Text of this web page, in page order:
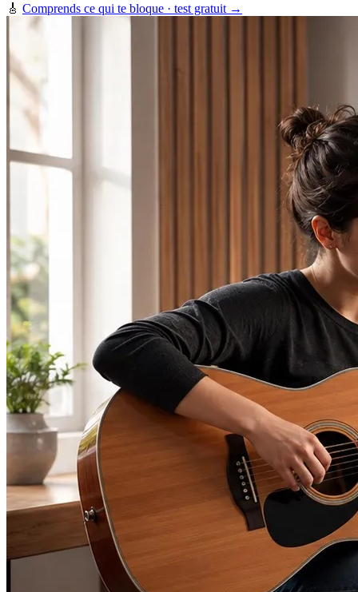
🎸 Comprends ce qui te bloque · test gratuit →